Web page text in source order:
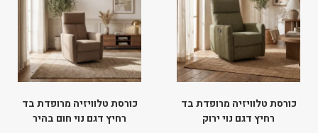
כורסת טלוויזיה מרופדת בד
רחיץ דגם נוי ירוק
כורסת טלוויזיה מרופדת בד
רחיץ דגם נוי חום בהיר